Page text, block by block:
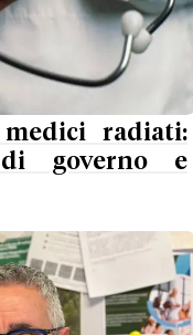
radiati:
governo e